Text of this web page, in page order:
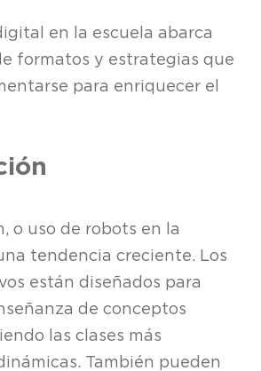
en la escuela abarca
formatos y estrategias que
para enriquecer el
o uso de robots en la
tendencia creciente. Los
están diseñados para
de conceptos
las clases más
También pueden